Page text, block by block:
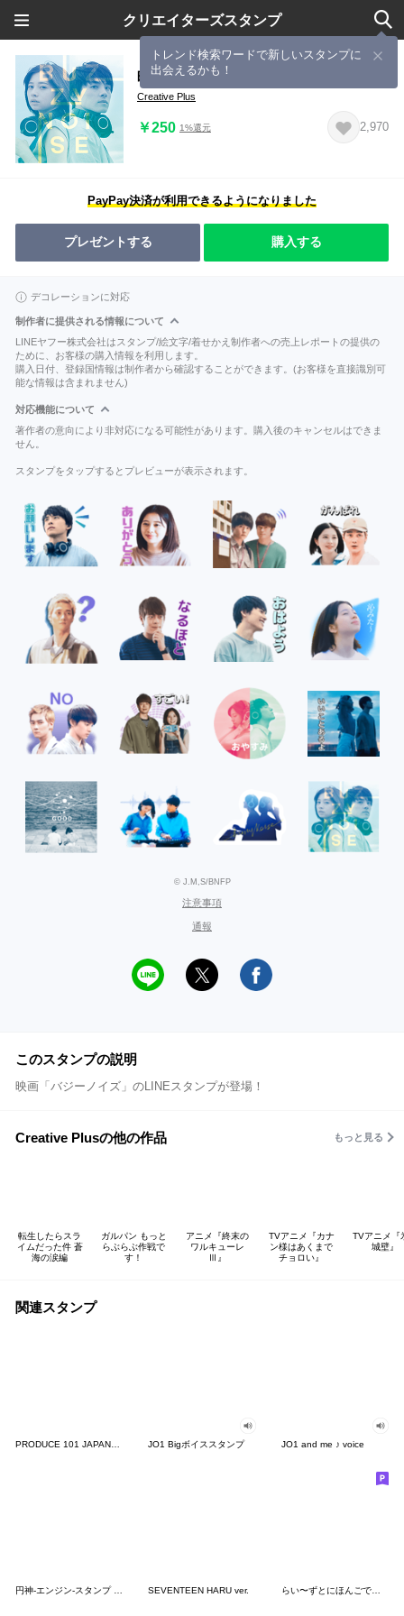
クリエイターズスタンプ
トレンド検索ワードで新しいスタンプに
出会えるかも！
映画「バジーノイズ」
Creative Plus
￥250 1%還元 2,970
PayPay決済が利用できるようになりました
プレゼントする 購入する
デコレーションに対応
制作者に提供される情報について
LINEヤフー株式会社はスタンプ/絵文字/着せかえ制作者への売上レポートの提供の
ために、お客様の購入情報を利用します。
購入日付、登録国情報は制作者から確認することができます。(お客様を直接識別可
能な情報は含まれません)
対応機能について
著作者の意向により非対応になる可能性があります。購入後のキャンセルはできま
せん。
スタンプをタップするとプレビューが表示されます。
© J.M,S/BNFP
注意事項
通報
このスタンプの説明
映画「バジーノイズ」のLINEスタンプが登場！
Creative Plusの他の作品 もっと見る
転生したらスラ
イムだった件 蒼
海の涙編
ガルパン もっと
らぶらぶ作戦で
す！
アニメ『終末の
ワルキューレ
Ⅲ』
TVアニメ『カナ
ン様はあくまで
チョロい』
TVアニメ『
城壁』
関連スタンプ
PRODUCE 101 JAPANスタンプ JO1 Bigボイススタンプ JO1 and me ♪ voice
SEVENTEEN HARU ver. らい〜ずとにほんごであそぼ♪②